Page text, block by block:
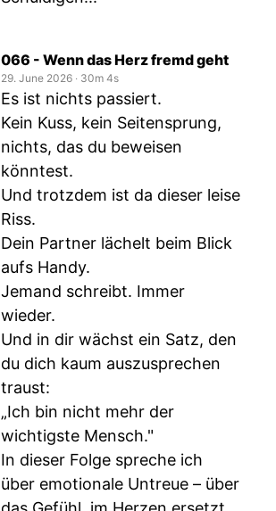
066 - Wenn das Herz fremd geht
29. June 2026 ‧ 30m 4s
Es ist nichts passiert.
Kein Kuss, kein Seitensprung,
nichts, das du beweisen
könntest.
Und trotzdem ist da dieser leise
Riss.
Dein Partner lächelt beim Blick
aufs Handy.
Jemand schreibt. Immer
wieder.
Und in dir wächst ein Satz, den
du dich kaum auszusprechen
traust:
„Ich bin nicht mehr der
wichtigste Mensch."
In dieser Folge spreche ich
über emotionale Untreue – über